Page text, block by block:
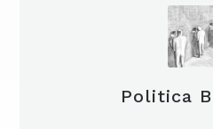
Politica